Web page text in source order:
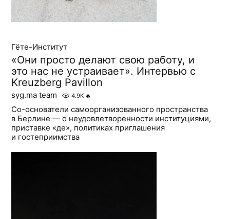
Гёте-Институт
«Они просто делают свою работу, и
это нас не устраивает». Интервью с
Kreuzberg Pavillon
syg.ma team 4.9K 🔥
Со-основатели самоорганизованного пространства
в Берлине — о неудовлетворенности институциями,
приставке «де», политиках приглашения
и гостеприимства